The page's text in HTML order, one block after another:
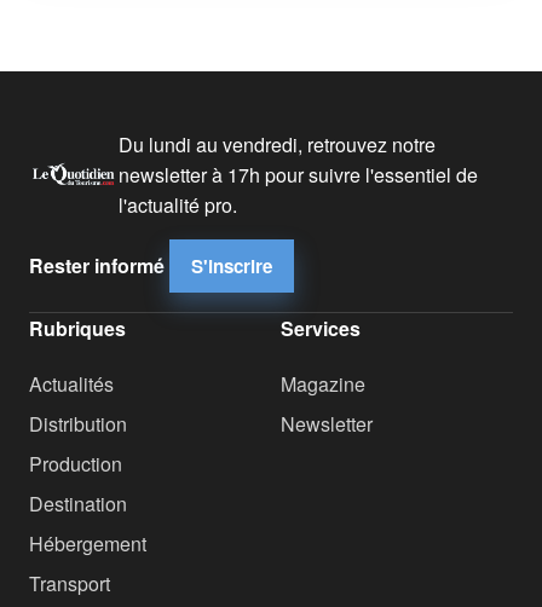
Du lundi au vendredi, retrouvez notre
newsletter à 17h pour suivre l'essentiel de
l'actualité pro.
Rester informé S'inscrire
Rubriques
Actualités
Distribution
Production
Destination
Hébergement
Transport
Services
Magazine
Newsletter